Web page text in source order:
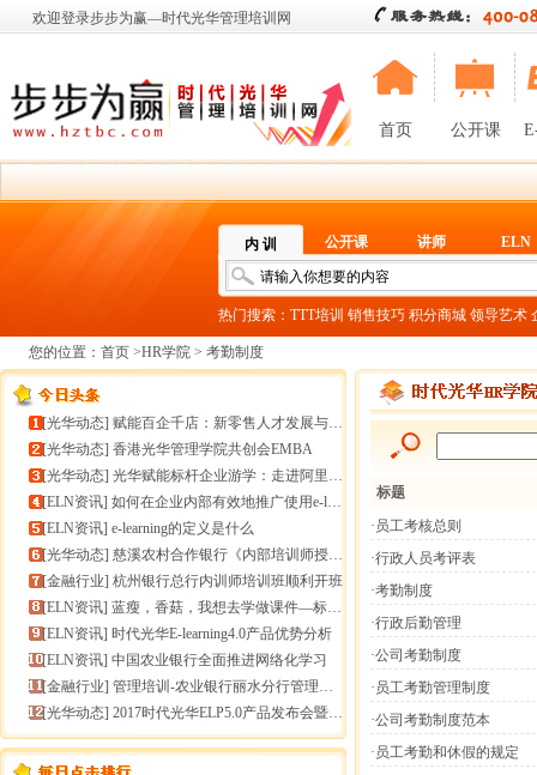
欢迎登录步步为赢—时代光华管理培训网
首页 公开课
内 训 公开课 讲师 ELN
热门搜索： TTT培训 销售技巧 积分商城 领导艺术
您的位置： 首页 >HR学院 > 考勤制度
[光华动态] 赋能百企千店：新零售人才发展与组织能力微诊断
[光华动态] 香港光华管理学院共创会EMBA
[光华动态] 光华赋能标杆企业游学：走进阿里巴巴+绿城管理集团
[ELN资讯] 如何在企业内部有效地推广使用e-learning
[ELN资讯] e-learning的定义是什么
[光华动态] 慈溪农村合作银行《内部培训师授课技能提升》报导
[金融行业] 杭州银行总行内训师培训班顺利开班
[ELN资讯] 蓝瘦，香菇，我想去学做课件—标准课件制作分享会
[ELN资讯] 时代光华E-learning4.0产品优势分析
[ELN资讯] 中国农业银行全面推进网络化学习
[金融行业] 管理培训-农业银行丽水分行管理培训
[光华动态] 2017时代光华ELP5.0产品发布会暨构建企业员工
标题
·员工考核总则
·行政人员考评表
·考勤制度
·行政后勤管理
·公司考勤制度
·员工考勤管理制度
·公司考勤制度范本
·员工考勤和休假的规定